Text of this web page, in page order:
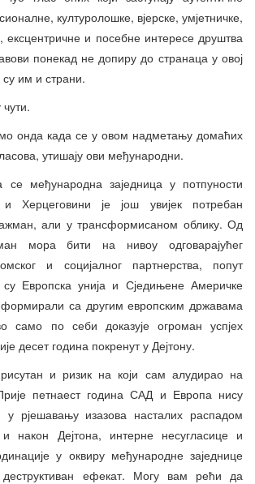
културолошке, вјерске, умјетничке,
ексцентричне и посебне интересе друштва
понекад не допиру до странаца у овој
им и страни.
онда када се у овом надметању домаћих
утишају ови међународни.
међународна заједница у потпуности
Херцеговини је још увијек потребан
али у трансформисаном облику. Од
мора бити на нивоу одговарајућег
и социјалног партнерства, попут
су Европска унија и Сједињене Америчке
са другим европским државама
само по себи доказује огроман успјех
десет година покренут у Дејтону.
и ризик на који сам алудирао на
петнаест година САД и Европа нису
у рјешавању изазова насталих распадом
и након Дејтона, интерне несугласице и
у оквиру међународне заједнице
ефекат. Могу вам рећи да